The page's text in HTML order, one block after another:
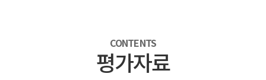
CONTENTS
평가자료